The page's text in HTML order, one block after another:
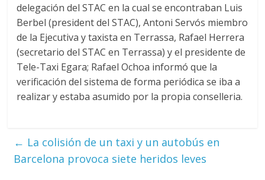
delegación del STAC en la cual se encontraban Luis
Berbel (president del STAC), Antoni Servós miembro
de la Ejecutiva y taxista en Terrassa, Rafael Herrera
(secretario del STAC en Terrassa) y el presidente de
Tele-Taxi Egara; Rafael Ochoa informó que la
verificación del sistema de forma periódica se iba a
realizar y estaba asumido por la propia conselleria.
← La colisión de un taxi y un autobús en
Barcelona provoca siete heridos leves